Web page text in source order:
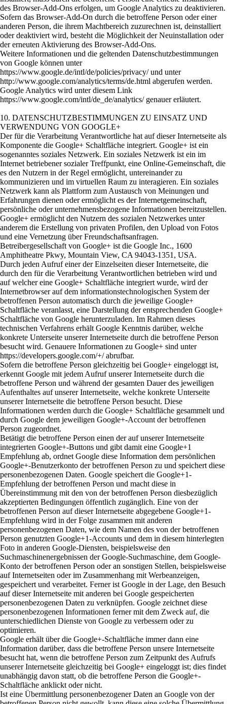
des Browser-Add-Ons erfolgen, um Google Analytics zu deaktivieren.
Sofern das Browser-Add-On durch die betroffene Person oder einer
anderen Person, die ihrem Machtbereich zuzurechnen ist, deinstalliert
oder deaktiviert wird, besteht die Möglichkeit der Neuinstallation oder
der erneuten Aktivierung des Browser-Add-Ons.
Weitere Informationen und die geltenden Datenschutzbestimmungen
von Google können unter
https://www.google.de/intl/de/policies/privacy/ und unter
http://www.google.com/analytics/terms/de.html abgerufen werden.
Google Analytics wird unter diesem Link
https://www.google.com/intl/de_de/analytics/ genauer erläutert.
10. DATENSCHUTZBESTIMMUNGEN ZU EINSATZ UND
VERWENDUNG VON GOOGLE+
Der für die Verarbeitung Verantwortliche hat auf dieser Internetseite als
Komponente die Google+ Schaltfläche integriert. Google+ ist ein
sogenanntes soziales Netzwerk. Ein soziales Netzwerk ist ein im
Internet betriebener sozialer Treffpunkt, eine Online-Gemeinschaft, die
es den Nutzern in der Regel ermöglicht, untereinander zu
kommunizieren und im virtuellen Raum zu interagieren. Ein soziales
Netzwerk kann als Plattform zum Austausch von Meinungen und
Erfahrungen dienen oder ermöglicht es der Internetgemeinschaft,
persönliche oder unternehmensbezogene Informationen bereitzustellen.
Google+ ermöglicht den Nutzern des sozialen Netzwerkes unter
anderem die Erstellung von privaten Profilen, den Upload von Fotos
und eine Vernetzung über Freundschaftsanfragen.
Betreibergesellschaft von Google+ ist die Google Inc., 1600
Amphitheatre Pkwy, Mountain View, CA 94043-1351, USA.
Durch jeden Aufruf einer der Einzelseiten dieser Internetseite, die
durch den für die Verarbeitung Verantwortlichen betrieben wird und
auf welcher eine Google+ Schaltfläche integriert wurde, wird der
Internetbrowser auf dem informationstechnologischen System der
betroffenen Person automatisch durch die jeweilige Google+
Schaltfläche veranlasst, eine Darstellung der entsprechenden Google+
Schaltfläche von Google herunterzuladen. Im Rahmen dieses
technischen Verfahrens erhält Google Kenntnis darüber, welche
konkrete Unterseite unserer Internetseite durch die betroffene Person
besucht wird. Genauere Informationen zu Google+ sind unter
https://developers.google.com/+/ abrufbar.
Sofern die betroffene Person gleichzeitig bei Google+ eingeloggt ist,
erkennt Google mit jedem Aufruf unserer Internetseite durch die
betroffene Person und während der gesamten Dauer des jeweiligen
Aufenthaltes auf unserer Internetseite, welche konkrete Unterseite
unserer Internetseite die betroffene Person besucht. Diese
Informationen werden durch die Google+ Schaltfläche gesammelt und
durch Google dem jeweiligen Google+-Account der betroffenen
Person zugeordnet.
Betätigt die betroffene Person einen der auf unserer Internetseite
integrierten Google+-Buttons und gibt damit eine Google+1
Empfehlung ab, ordnet Google diese Information dem persönlichen
Google+-Benutzerkonto der betroffenen Person zu und speichert diese
personenbezogenen Daten. Google speichert die Google+1-
Empfehlung der betroffenen Person und macht diese in
Übereinstimmung mit den von der betroffenen Person diesbezüglich
akzeptierten Bedingungen öffentlich zugänglich. Eine von der
betroffenen Person auf dieser Internetseite abgegebene Google+1-
Empfehlung wird in der Folge zusammen mit anderen
personenbezogenen Daten, wie dem Namen des von der betroffenen
Person genutzten Google+1-Accounts und dem in diesem hinterlegten
Foto in anderen Google-Diensten, beispielsweise den
Suchmaschinenergebnissen der Google-Suchmaschine, dem Google-
Konto der betroffenen Person oder an sonstigen Stellen, beispielsweise
auf Internetseiten oder im Zusammenhang mit Werbeanzeigen,
gespeichert und verarbeitet. Ferner ist Google in der Lage, den Besuch
auf dieser Internetseite mit anderen bei Google gespeicherten
personenbezogenen Daten zu verknüpfen. Google zeichnet diese
personenbezogenen Informationen ferner mit dem Zweck auf, die
unterschiedlichen Dienste von Google zu verbessern oder zu
optimieren.
Google erhält über die Google+-Schaltfläche immer dann eine
Information darüber, dass die betroffene Person unsere Internetseite
besucht hat, wenn die betroffene Person zum Zeitpunkt des Aufrufs
unserer Internetseite gleichzeitig bei Google+ eingeloggt ist; dies findet
unabhängig davon statt, ob die betroffene Person die Google+-
Schaltfläche anklickt oder nicht.
Ist eine Übermittlung personenbezogener Daten an Google von der